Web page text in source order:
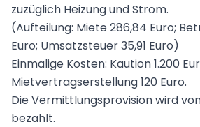
zuzüglich Heizung und Strom.
(Aufteilung: Miete 286,84 Euro;
Euro; Umsatzsteuer 35,91 Euro)
Einmalige Kosten: Kaution 1.200
Mietvertragserstellung 120 Euro.
Die Vermittlungsprovision wird
bezahlt.